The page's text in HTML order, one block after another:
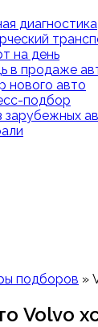
диагностика
на день
в продаже
нового авто
подбор
зарубежных
подборов »
Volvo